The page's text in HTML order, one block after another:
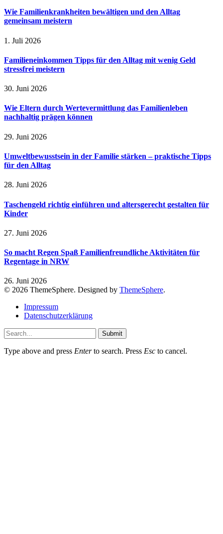
Wie Familienkrankheiten bewältigen und den Alltag
gemeinsam meistern
1. Juli 2026
Familieneinkommen Tipps für den Alltag mit wenig Geld
stressfrei meistern
30. Juni 2026
Wie Eltern durch Wertevermittlung das Familienleben
nachhaltig prägen können
29. Juni 2026
Umweltbewusstsein in der Familie stärken – praktische Tipps
für den Alltag
28. Juni 2026
Taschengeld richtig einführen und altersgerecht gestalten für
Kinder
27. Juni 2026
So macht Regen Spaß Familienfreundliche Aktivitäten für
Regentage in NRW
26. Juni 2026
© 2026 ThemeSphere. Designed by ThemeSphere.
Impressum
Datenschutzerklärung
Submit
Type above and press Enterto search. Press Esc to cancel.